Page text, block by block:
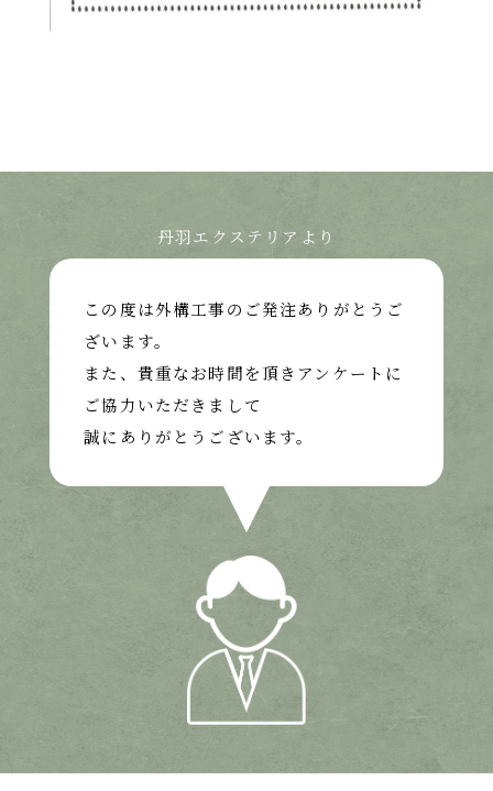
丹羽エクステリアより
この度は外構工事のご発注ありがとうご
ざいます。
また、貴重なお時間を頂きアンケートに
ご協力いただきまして
誠にありがとうございます。